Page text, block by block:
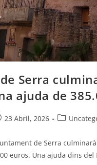
Serra
ajuda de
23 Abril, 2026
de Serra
euros. Una ajuda dins del